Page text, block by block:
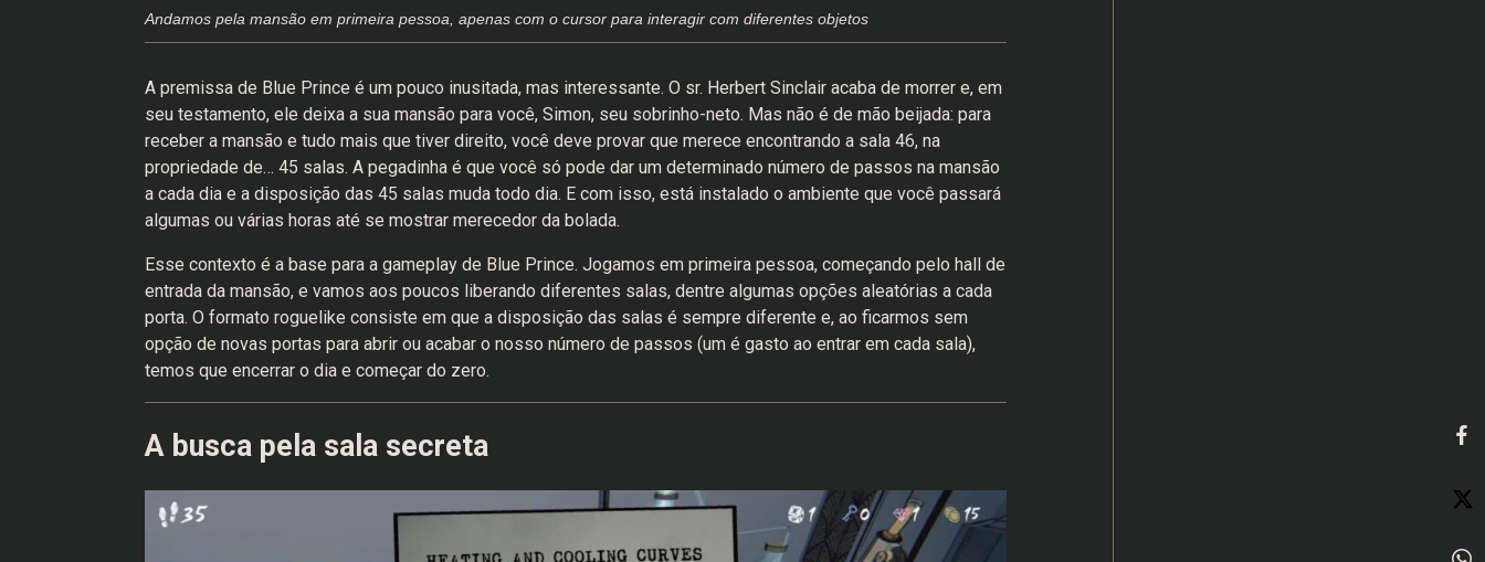
Andamos pela mansão em primeira pessoa, apenas com o cursor para interagir com diferentes objetos
A premissa de Blue Prince é um pouco inusitada, mas interessante. O sr. Herbert Sinclair acaba de morrer e, em
seu testamento, ele deixa a sua mansão para você, Simon, seu sobrinho-neto. Mas não é de mão beijada: para
receber a mansão e tudo mais que tiver direito, você deve provar que merece encontrando a sala 46, na
propriedade de… 45 salas. A pegadinha é que você só pode dar um determinado número de passos na mansão
a cada dia e a disposição das 45 salas muda todo dia. E com isso, está instalado o ambiente que você passará
algumas ou várias horas até se mostrar merecedor da bolada.
Esse contexto é a base para a gameplay de Blue Prince. Jogamos em primeira pessoa, começando pelo hall de
entrada da mansão, e vamos aos poucos liberando diferentes salas, dentre algumas opções aleatórias a cada
porta. O formato roguelike consiste em que a disposição das salas é sempre diferente e, ao ficarmos sem
opção de novas portas para abrir ou acabar o nosso número de passos (um é gasto ao entrar em cada sala),
temos que encerrar o dia e começar do zero.
A busca pela sala secreta